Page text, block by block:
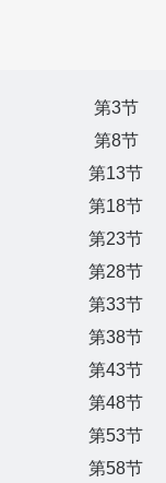
第3节
第8节
第13节
第18节
第23节
第28节
第33节
第38节
第43节
第48节
第53节
第58节